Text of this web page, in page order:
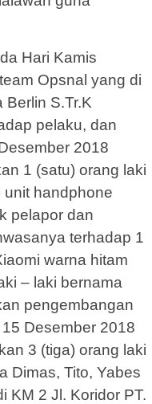
Hari Kamis
Opsnal yang di
Berlin S.Tr.K
pelaku, dan
2018
1 (satu) orang laki
unit handphone
pelapor dan
terhadap 1
warna hitam
– laki bernama
pengembangan
Desember 2018
3 (tiga) orang laki
Dimas, Tito, Yabes
KM 2 Jl. Koridor PT.